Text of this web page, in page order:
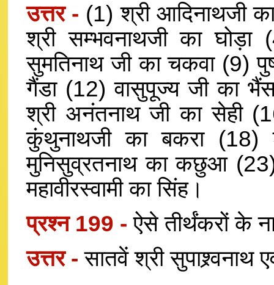
उत्तर - (1) श्री आदिनाथजी
श्री सम्भवनाथजी का
सुमतिनाथ जी का चकवा (9)
गैंडा (12) वासुपूज्य जी का
श्री अनंतनाथ जी का सेही
कुंथुनाथजी का बकरा (18)
मुनिसुव्रतनाथ का कछुआ (23)
महावीरस्वामी का सिंह।
प्रश्न 199 -ऐसे तीर्थंकरों के
उत्तर -सातवें श्री सुपाश्र्वनाथ